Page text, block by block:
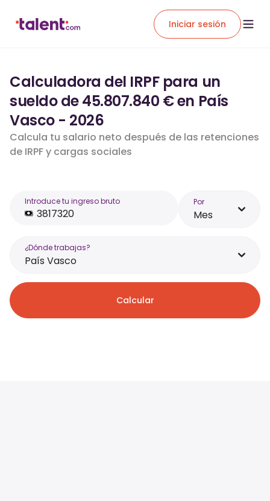
Iniciar sesión
Calculadora del IRPF para un
sueldo de 45.807.840 € en País
Vasco - 2026
Calcula tu salario neto después de las retenciones
de IRPF y cargas sociales
Introduce tu ingreso bruto Por
Mes
¿Dónde trabajas?
País Vasco
Calcular